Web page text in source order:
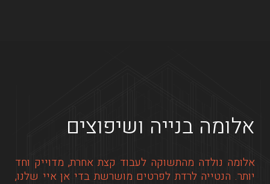
אלומה בנייה ושיפוצים
אלומה נולדה מהתשוקה לעבוד קצת אחרת, מדוייק וחד
יותר. הנטייה לרדת לפרטים מושרשת בדי אן איי שלנו,